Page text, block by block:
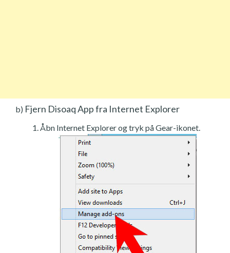
b) Fjern Disoaq App fra Internet Explorer
Åbn Internet Explorer og tryk på Gear-ikonet.